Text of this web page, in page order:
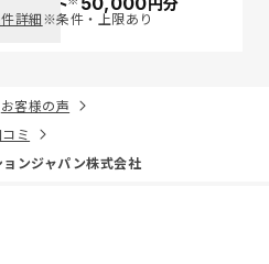
詳細※条件・上限あり
お客様の声
ミ
ンジャパン株式会社